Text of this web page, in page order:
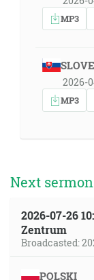
MP3
2026-
MP3
Next
2026-07-26
Zentrum
Broadcasted:
POLSKI